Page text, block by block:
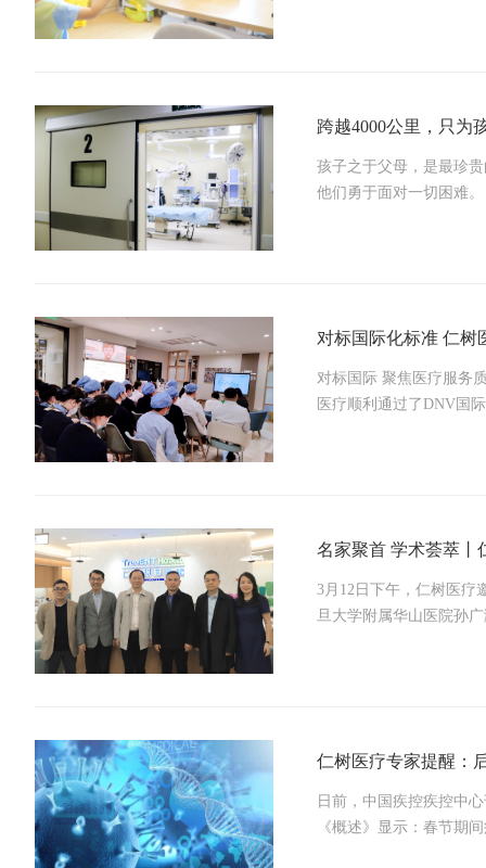
跨越4000公里，只为
孩子之于父母，是最珍
他们勇于面对一切困难。
对标国际化标准 仁树
对标国际 聚焦医疗服务
医疗顺利通过了DNV国
3月12日下午，仁树医疗
旦大学附属华山医院孙
仁树医疗专家提醒：
日前，中国疾控疾控中
《概述》显示：春节期